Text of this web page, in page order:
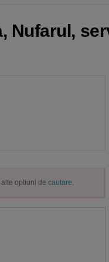
Nufarul,
optiuni de cautare.